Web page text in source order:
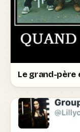
Le grand-père